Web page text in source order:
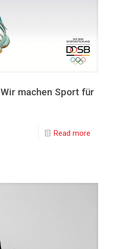
machen Sport für
Read more